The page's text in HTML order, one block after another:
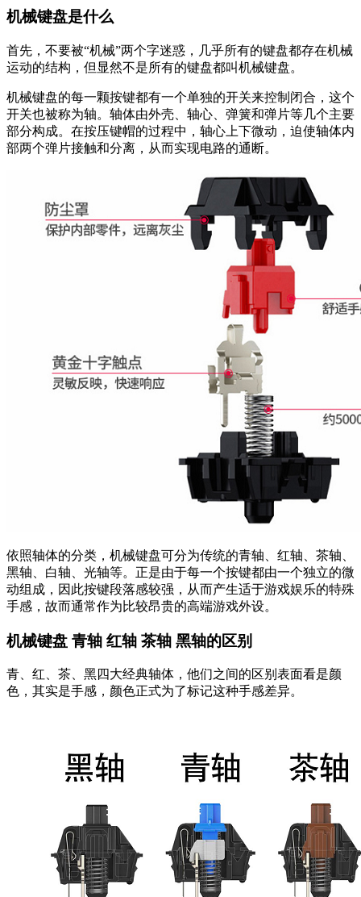
机械键盘是什么
首先，不要被“机械”两个字迷惑，几乎所有的键盘都存在机械
运动的结构，但显然不是所有的键盘都叫机械键盘。
机械键盘的每一颗按键都有一个单独的开关来控制闭合，这个
开关也被称为轴。轴体由外壳、轴心、弹簧和弹片等几个主要
部分构成。在按压键帽的过程中，轴心上下微动，迫使轴体内
部两个弹片接触和分离，从而实现电路的通断。
依照轴体的分类，机械键盘可分为传统的青轴、红轴、茶轴、
黑轴、白轴、光轴等。正是由于每一个按键都由一个独立的微
动组成，因此按键段落感较强，从而产生适于游戏娱乐的特殊
手感，故而通常作为比较昂贵的高端游戏外设。
机械键盘 青轴 红轴 茶轴 黑轴的区别
青、红、茶、黑四大经典轴体，他们之间的区别表面看是颜
色，其实是手感，颜色正式为了标记这种手感差异。